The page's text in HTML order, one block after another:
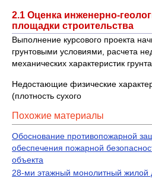
2.1 Оценка инженерно-
площадки строительства
Выполнение курсового проекта
грунтовыми условиями, расчета
механических характеристик грунта.
Недостающие физические
(плотность сухого
Похожие материалы
Обоснование противопожарной
обеспечения пожарной
объекта
28-ми этажный монолитный жилой